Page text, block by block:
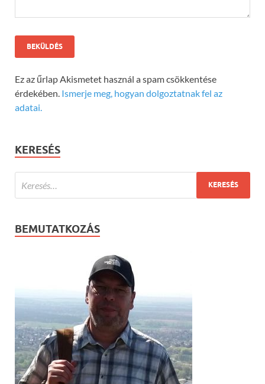
Ez az űrlap Akismetet használ a spam csökkentése
érdekében. Ismerje meg, hogyan dolgoztatnak fel az
adatai.
KERESÉS
BEMUTATKOZÁS